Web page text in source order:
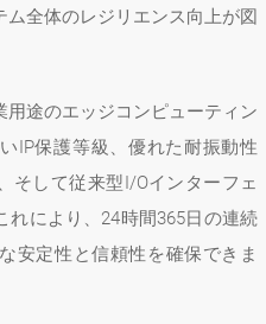
全体のレジリエンス向上が図
途のエッジコンピューティン
IP保護等級、優れた耐振動性
そして従来型I/Oインターフェ
れにより、24時間365日の連続
安定性と信頼性を確保できま